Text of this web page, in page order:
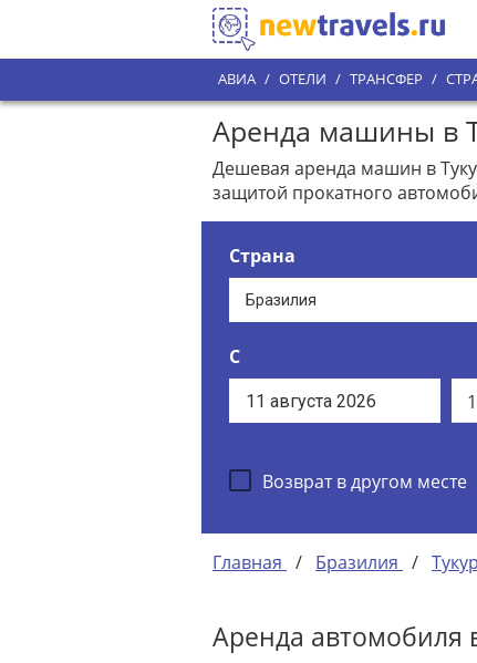
АВИА / ОТЕЛИ / ТРАНСФЕР /
Аренда машины в
Дешевая аренда машин в
защитой прокатного
Страна
С
Возврат в другом месте
Главная / Бразилия /
Аренда автомобиля